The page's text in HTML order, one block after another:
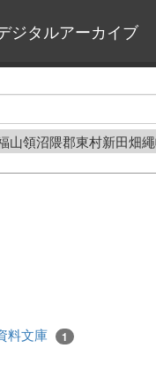
ジタルアーカイブ
山領沼隈郡東村新田畑
料文庫 1